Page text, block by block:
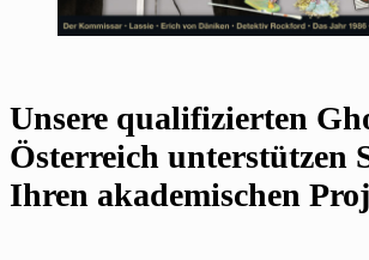
Unsere qualifizierten
Österreich unterstützen
Ihren akademischen